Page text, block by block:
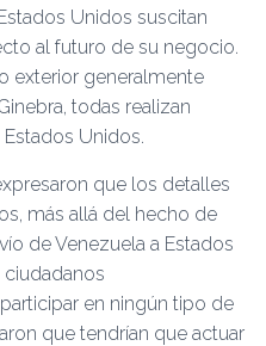
Unidos suscitan
al futuro de su negocio.
exterior generalmente
todas realizan
Unidos.
que los detalles
más allá del hecho de
de Venezuela a Estados
en ningún tipo de
que tendrían que actuar